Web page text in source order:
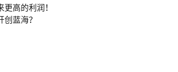
高的利润！
蓝海？